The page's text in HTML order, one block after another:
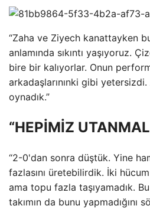
“Zaha ve Ziyech kanattayken
anlamında sıkıntı yaşıyoruz.
bire bir kalıyorlar. Onun
arkadaşlarınınki gibi yetersizdi.
oynadık.”
“HEPİMİZ
“2-0'dan sonra düştük. Yine
fazlasını üretebilirdik. İki
ama topu fazla taşıyamadık.
takımın da bunu yapmadığını